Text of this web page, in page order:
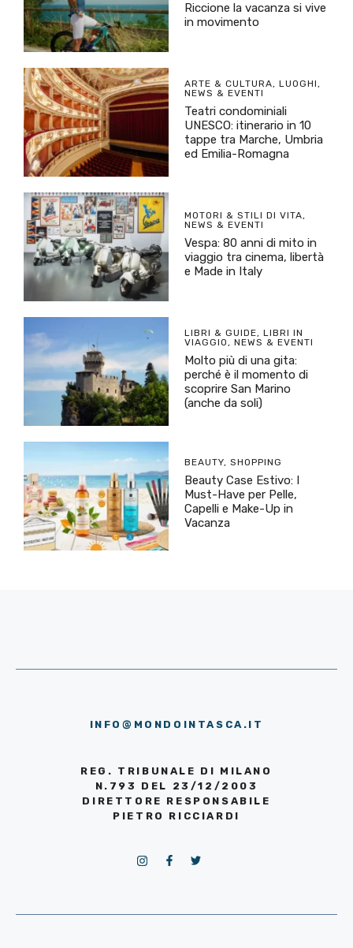
Riccione la vacanza si vive
in movimento
ARTE & CULTURA, LUOGHI,
NEWS & EVENTI
Teatri condominiali
UNESCO: itinerario in 10
tappe tra Marche, Umbria
ed Emilia-Romagna
MOTORI & STILI DI VITA,
NEWS & EVENTI
Vespa: 80 anni di mito in
viaggio tra cinema, libertà
e Made in Italy
LIBRI & GUIDE, LIBRI IN
VIAGGIO, NEWS & EVENTI
Molto più di una gita:
perché è il momento di
scoprire San Marino
(anche da soli)
BEAUTY, SHOPPING
Beauty Case Estivo: I
Must-Have per Pelle,
Capelli e Make-Up in
Vacanza
INFO@MONDOINTASCA.IT
REG. TRIBUNALE DI MILANO
N.793 DEL 23/12/2003
DIRETTORE RESPONSABILE
PIETRO RICCIARDI